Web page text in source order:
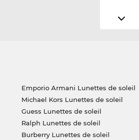
Emporio Armani Lunettes de soleil
Michael Kors Lunettes de soleil
Guess Lunettes de soleil
Ralph Lunettes de soleil
Burberry Lunettes de soleil